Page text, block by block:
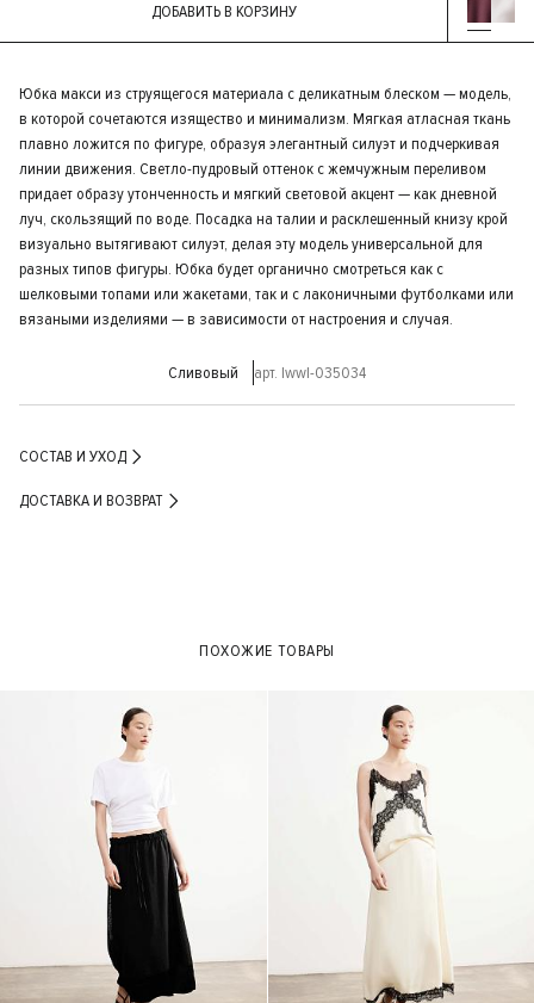
ДОБАВИТЬ В КОРЗИНУ
Юбка макси из струящегося материала с деликатным блеском — модель,
в которой сочетаются изящество и минимализм. Мягкая атласная ткань
плавно ложится по фигуре, образуя элегантный силуэт и подчеркивая
линии движения. Светло-пудровый оттенок с жемчужным переливом
придает образу утонченность и мягкий световой акцент — как дневной
луч, скользящий по воде. Посадка на талии и расклешенный книзу крой
визуально вытягивают силуэт, делая эту модель универсальной для
разных типов фигуры. Юбка будет органично смотреться как с
шелковыми топами или жакетами, так и с лаконичными футболками или
вязаными изделиями — в зависимости от настроения и случая.
Сливовый арт. lwwl-035034
СОСТАВ И УХОД
ДОСТАВКА И ВОЗВРАТ
ПОХОЖИЕ ТОВАРЫ